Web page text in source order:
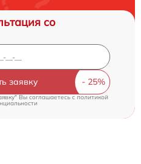
со
заявку
Вы соглашаетесь cполитикой